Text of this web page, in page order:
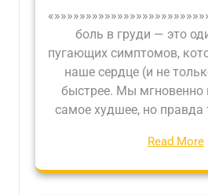
боль в груди — это
пугающих симптомов,
наше сердце (и не
быстрее. Мы мгновенно
самое худшее, но правда
Read More